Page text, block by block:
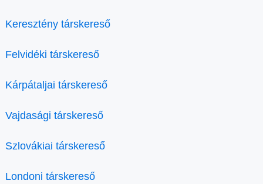
Keresztény társkereső
Felvidéki társkereső
Kárpátaljai társkereső
Vajdasági társkereső
Szlovákiai társkereső
Londoni társkereső